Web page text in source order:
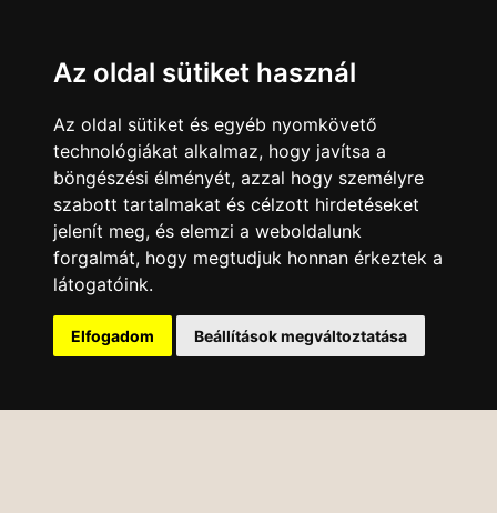
Az oldal sütiket használ
Az oldal sütiket és egyéb nyomkövető
technológiákat alkalmaz, hogy javítsa a
böngészési élményét, azzal hogy személyre
szabott tartalmakat és célzott hirdetéseket
jelenít meg, és elemzi a weboldalunk
forgalmát, hogy megtudjuk honnan érkeztek a
látogatóink.
Elfogadom Beállítások megváltoztatása